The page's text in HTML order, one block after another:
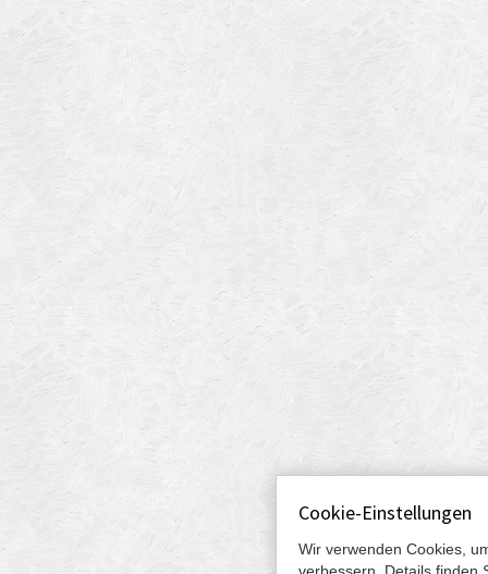
Cookie-Einstellungen
Wir verwenden Cookies,